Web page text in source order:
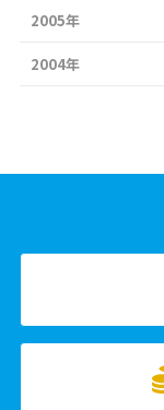
2005年
2004年